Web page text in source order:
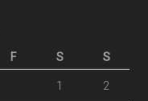
F S S
1 2